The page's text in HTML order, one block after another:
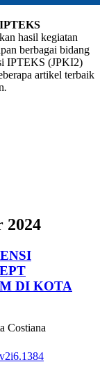
hasil kegiatan
berbagai bidang
IPTEKS (JPKI2)
artikel terbaik
.
2024
DI KOTA
Costiana